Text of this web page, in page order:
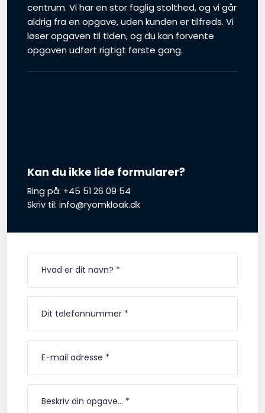
centrum. Vi har en stor faglig stolthed, og vi går
aldrig fra en opgave, uden kunden er tilfreds. Vi
løser opgaven til tiden, og du kan forvente
opgaven udført rigtigt første gang.
Kan du ikke lide formularer?
Ring på: +45 51 26 09 54
Skriv til:info@ryomkloak.dk